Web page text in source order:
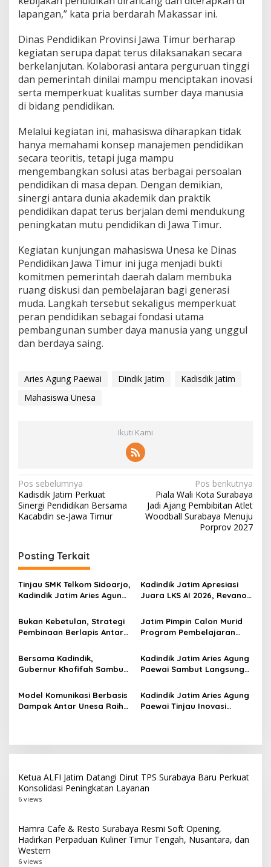
lapangan,” kata pria berdarah Makassar ini.
Dinas Pendidikan Provinsi Jawa Timur berharap
kegiatan serupa dapat terus dilaksanakan secara
berkelanjutan. Kolaborasi antara perguruan tinggi
dan pemerintah dinilai mampu menciptakan inovasi
serta memperkuat kualitas sumber daya manusia
di bidang pendidikan.
Melalui kegiatan ini, mahasiswa diharapkan tidak
hanya memahami konsep manajemen pendidikan
secara teoritis, tetapi juga mampu
mengembangkan solusi atas berbagai persoalan
pendidikan di masa depan. Dengan demikian,
sinergi antara dunia akademik dan praktik
pendidikan dapat terus berjalan demi mendukung
peningkatan mutu pendidikan di Jawa Timur.
Kegiatan kunjungan mahasiswa Unesa ke Dinas
Pendidikan Jawa Timur ini juga menjadi bukti
komitmen pemerintah daerah dalam membuka
ruang diskusi dan pembelajaran bagi generasi
muda. Langkah tersebut sekaligus memperkuat
peran pendidikan sebagai fondasi utama
pembangunan sumber daya manusia yang unggul
dan berdaya saing.
Aries Agung Paewai Dindik Jatim
Kadisdik Jatim
Mahasiswa Unesa
Ikuti Kami
N
a
v
g
a
s
p
o
s
Pos sebelumnya
Kadisdik Jatim Perkuat
Sinergi Pendidikan Bersama
Kacabdin se-Jawa Timur
Pos berikutnya
Piala Wali Kota Surabaya
Jadi Ajang Pembibitan Atlet
Woodball Surabaya Menuju
Porprov 2027
Posting Terkait
Tinjau SMK Telkom Sidoarjo,
Kadindik Jatim Aries Agung
Representatif Tingkatkan
Kualitas Pembelajaran
Kadindik Jatim Apresiasi
Juara LKS AI 2026, Revano
dari Gubernur Khofifah
Bukan Kebetulan, Strategi
Pembinaan Berlapis Antar
Juara Umum LKS Nasional
Jatim Pimpin Calon Murid
Program Pembelajaran
ATS Lolos Verifikasi dan
Siap Belajar
Bersama Kadindik,
Gubernur Khofifah Sambut
Umum LKS Dikmen Nasional
2026 di Grahadi
Kadindik Jatim Aries Agung
Paewai Sambut Langsung
Dikmen Nasional 2026 di
Pasar Turi
Model Komunikasi Berbasis
Dampak Antar Unesa Raih
Kadindik Jatim Aries Agung
Paewai Tinjau Inovasi
Ketua ALFI Jatim Datangi Dirut TPS Surabaya Baru Perkuat
Konsolidasi Peningkatan Layanan
6 views
Hamra Cafe & Resto Surabaya Resmi Soft Opening,
Hadirkan Perpaduan Kuliner Timur Tengah, Nusantara, dan
Western
6 views